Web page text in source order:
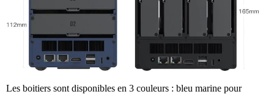
Les boitiers sont disponibles en 3 couleurs : bleu marine pour